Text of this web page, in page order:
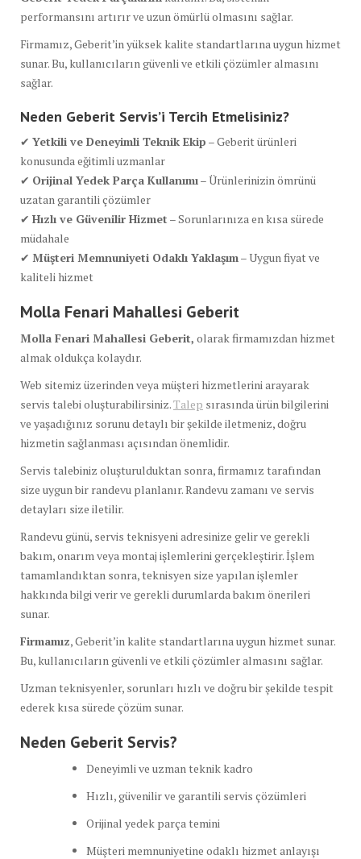
performansını artırır ve uzun ömürlü olmasını sağlar.
Firmamız, Geberit’in yüksek kalite standartlarına uygun hizmet
sunar. Bu, kullanıcıların güvenli ve etkili çözümler almasını
sağlar.
Neden Geberit Servis’i Tercih Etmelisiniz?
✔ Yetkili ve Deneyimli Teknik Ekip – Geberit ürünleri
konusunda eğitimli uzmanlar
✔ Orijinal Yedek Parça Kullanımı– Ürünlerinizin ömrünü
uzatan garantili çözümler
✔ Hızlı ve Güvenilir Hizmet – Sorunlarınıza en kısa sürede
müdahale
✔ Müşteri Memnuniyeti Odaklı Yaklaşım– Uygun fiyat ve
kaliteli hizmet
Molla Fenari Mahallesi Geberit
Molla Fenari Mahallesi Geberit, olarak firmamızdan hizmet
almak oldukça kolaydır.
Web sitemiz üzerinden veya müşteri hizmetlerini arayarak
servis talebi oluşturabilirsiniz.Talep sırasında ürün bilgilerini
ve yaşadığınız sorunu detaylı bir şekilde iletmeniz, doğru
hizmetin sağlanması açısından önemlidir.
Servis talebiniz oluşturulduktan sonra, firmamız tarafından
size uygun bir randevu planlanır. Randevu zamanı ve servis
detayları size iletilir.
Randevu günü, servis teknisyeni adresinize gelir ve gerekli
bakım, onarım veya montaj işlemlerini gerçekleştirir. İşlem
tamamlandıktan sonra, teknisyen size yapılan işlemler
hakkında bilgi verir ve gerekli durumlarda bakım önerileri
sunar.
Firmamız, Geberit’in kalite standartlarına uygun hizmet sunar.
Bu, kullanıcıların güvenli ve etkili çözümler almasını sağlar.
Uzman teknisyenler, sorunları hızlı ve doğru bir şekilde tespit
ederek kısa sürede çözüm sunar.
Neden Geberit Servis?
Deneyimli ve uzman teknik kadro
Hızlı, güvenilir ve garantili servis çözümleri
Orijinal yedek parça temini
Müşteri memnuniyetine odaklı hizmet anlayışı